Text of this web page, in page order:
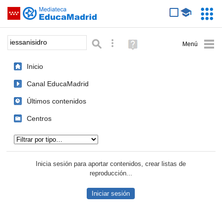
Saltar navegación
Palabra o frase: Búsqueda avanzada
Ayuda
(en
Inicio
Canal EducaMadrid
Últimos contenidos
Centros
Inicia sesión para aportar contenidos, crear listas de
reproducción...
Iniciar sesión